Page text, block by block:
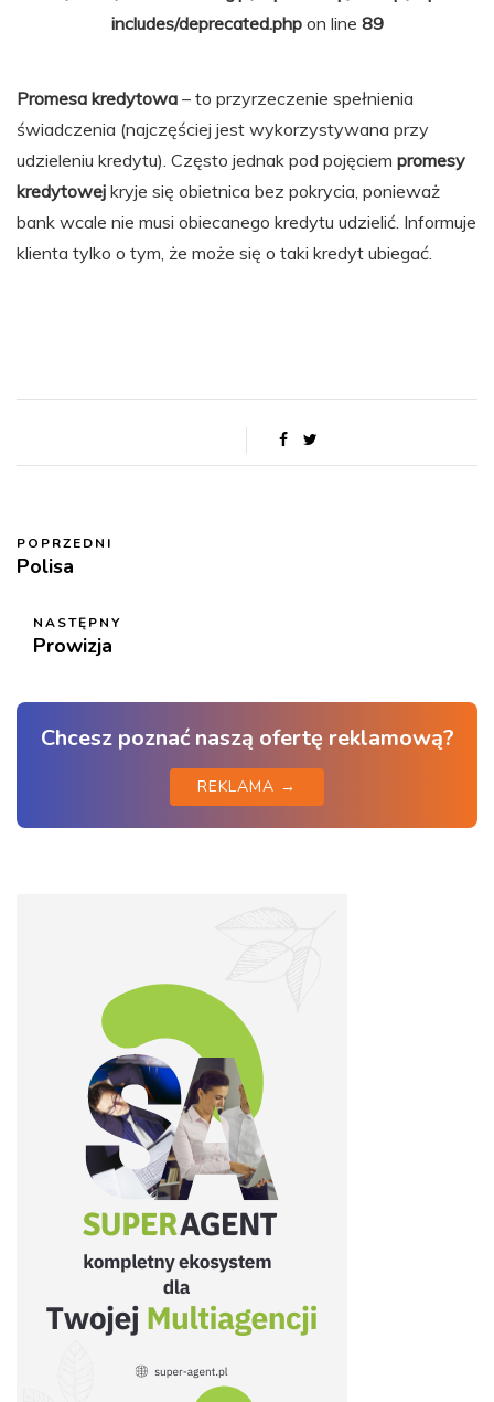
includes/deprecated.phpon line 89
Promesa kredytowa – to przyrzeczenie spełnienia
świadczenia (najczęściej jest wykorzystywana przy
udzieleniu kredytu). Często jednak pod pojęciem promesy
kredytowej kryje się obietnica bez pokrycia, ponieważ
bank wcale nie musi obiecanego kredytu udzielić. Informuje
klienta tylko o tym, że może się o taki kredyt ubiegać.
POPRZEDNI
Polisa
NASTĘPNY
Prowizja
Chcesz poznać naszą ofertę reklamową?
REKLAMA →